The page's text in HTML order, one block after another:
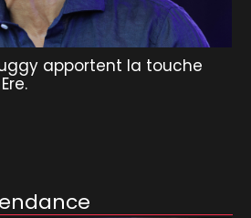
apportent la touche